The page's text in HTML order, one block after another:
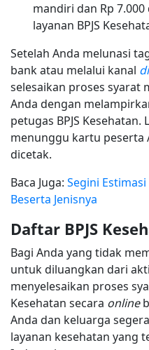
mandiri dan Rp
layanan BPJS
Setelah Anda melunasi
bank atau melalui kanal
selesaikan proses syarat
Anda dengan
petugas BPJS
menunggu kartu peserta
dicetak.
Baca Juga: Segini
Beserta Jenisnya
Daftar BPJS
Bagi Anda yang tidak
untuk diluangkan dari
menyelesaikan proses
Kesehatan secara online
Anda dan keluarga
layanan kesehatan yang